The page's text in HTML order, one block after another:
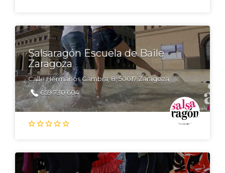
Salsaragón Escuela de Baile
Zaragoza
Calle Hermanos Gambra, 8, 50017 Zaragoza
659 730 604